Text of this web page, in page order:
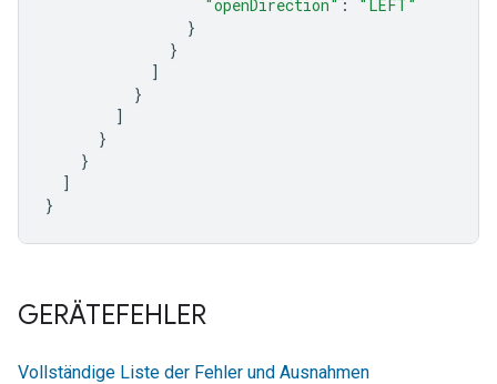
"openDirection" :
"LEFT"
}
}
]
}
]
}
}
]
}
GERÄTEFEHLER
Vollständige Liste der Fehler und Ausnahmen